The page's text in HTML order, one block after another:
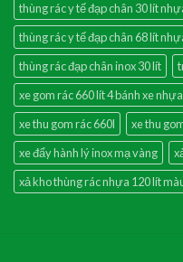
thùng rác y tế đạp chân 30 lít
thùng rác y tế đạp chân 68 lít
thùng rác đạp chân inox 30 lít
xe gom rác 660 lít 4 bánh xe
xe thu gom rác 660l
xe thu
xe đẩy hành lý inox mạ vàng
xả kho thùng rác nhựa 120 lít